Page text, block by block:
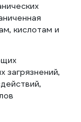
кислотам и
загрязнений,